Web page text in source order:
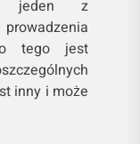
jeden z
tego jest
inny i może